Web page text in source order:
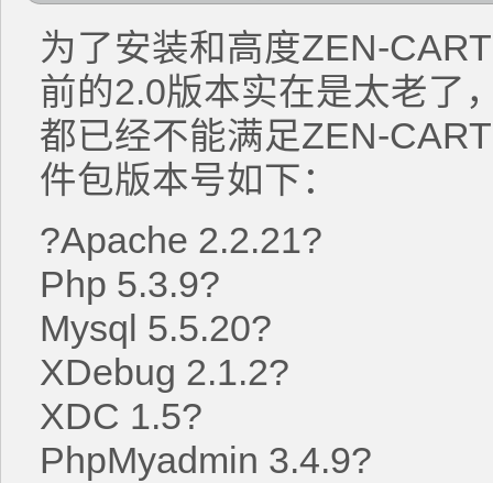
为了安装和高度ZEN-
前的2.0版本实在是太老了
都已经不能满足ZEN-
件包版本号如下：
?Apache 2.2.21?
Php 5.3.9?
Mysql 5.5.20?
XDebug 2.1.2?
XDC 1.5?
PhpMyadmin 3.4.9?